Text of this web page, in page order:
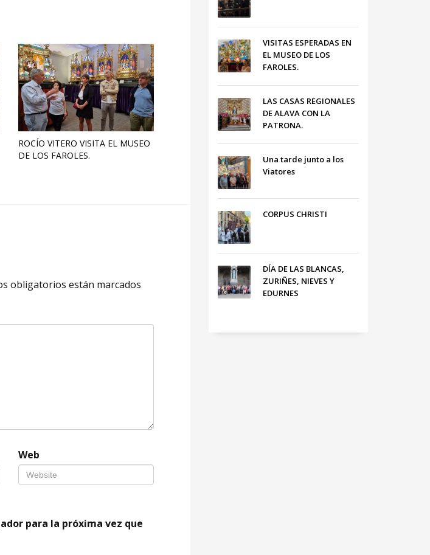
ROCÍO VITERO VISITA EL MUSEO
DE LOS FAROLES.
obligatorios están marcados
Web
para la próxima vez que
VISITAS ESPERADAS EN
EL MUSEO DE LOS
FAROLES.
LAS CASAS REGIONALES
DE ALAVA CON LA
PATRONA.
Una tarde junto a los
Viatores
CORPUS CHRISTI
DÍA DE LAS BLANCAS,
ZURIÑES, NIEVES Y
EDURNES